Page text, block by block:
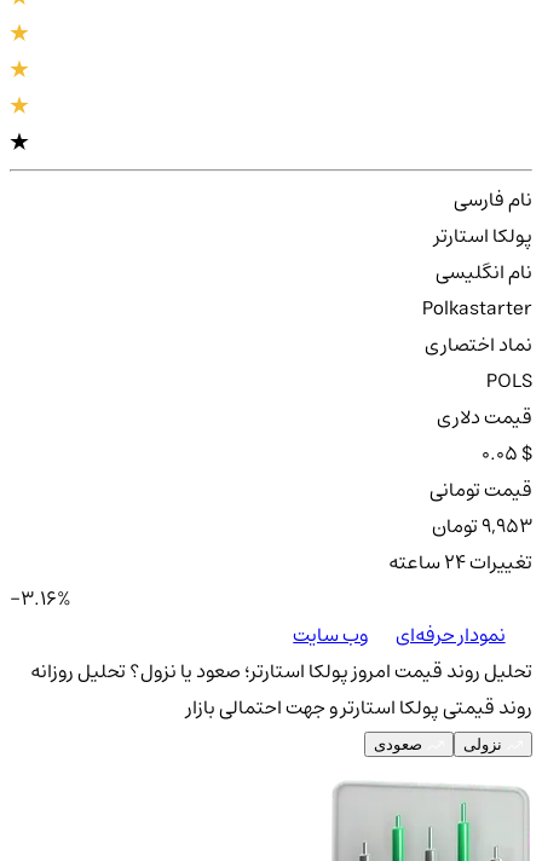
نام فارسی
پولکا استارتر
نام انگلیسی
Polkastarter
نماد اختصاری
POLS
قیمت دلاری
0.05 $
قیمت تومانی
9,953 تومان
تغییرات ۲۴ ساعته
-3.16%
نمودار حرفه‌ای
وب سایت
تحلیل روند قیمت امروز پولکا استارتر؛ صعود یا نزول؟تحلیل روزانه
روند قیمتی پولکا استارتر و جهت احتمالی بازار
نزولی صعودی